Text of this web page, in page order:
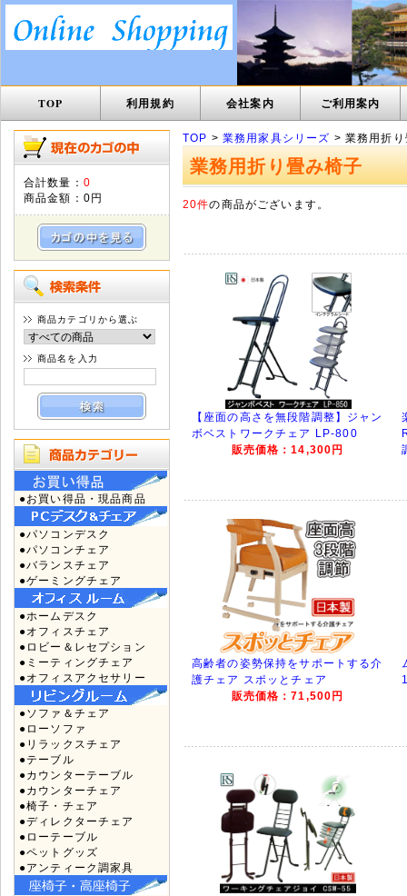
TOP 利用規約 会社案内 ご利用案内
合計数量： 0
商品金額： 0円
商品カテゴリから選ぶ
商品名を入力
●お買い得品・現品商品
●パソコンデスク
●パソコンチェア
●バランスチェア
●ゲーミングチェア
●ホームデスク
●オフィスチェア
●ロビー＆レセプション
●ミーティングチェア
●オフィスアクセサリー
●ソファ＆チェア
●ローソファ
●リラックスチェア
●テーブル
●カウンターテーブル
●カウンターチェア
●椅子・チェア
●ディレクターチェア
●ローテーブル
●ペットグッズ
●アンティーク調家具
TOP > 業務用家具シリーズ > 業務用折
業務用折り畳み椅子
20件の商品がございます。
【座面の高さを無段階調整】ジャン
ボベストワークチェア LP-800
販売価格：14,300円
高齢者の姿勢保持をサポートする介
護チェア スポッとチェア
販売価格：71,500円